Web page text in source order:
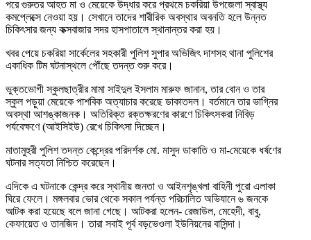
পরে গুরুতর আহত মা ও মেয়েকে উদ্ধার করে প্রথমে চকরিয়া উপজেলা স্বাস্থ্য
কমপ্লেক্সে নেওয়া হয়। সেখানে তাদের শারীরিক অবস্থার অবনতি হলে উন্নত
চিকিৎসার জন্য কক্সবাজার সদর হাসপাতালে স্থানান্তর করা হয়।
খবর পেয়ে চকরিয়া সার্কেলের সহকারী পুলিশ সুপার অভিজিৎ দাশসহ থানা পুলিশের
একাধিক টিম ঘটনাস্থলে পৌঁছে তদন্ত শুরু করে।
ভুক্তভোগী স্কুলছাত্রীর মামা সাইদুল ইসলাম মারুফ জানান, তার বোন ও তার
স্কুল পড়ুয়া মেয়েকে পাশবিক অত্যাচার করেছে ডাকাতদল। বর্তমানে তার ভাগ্নির
অবস্থা আশঙ্কাজনক। অতিরিক্ত রক্তক্ষরণের কারণে চিকিৎসকরা নিবিড়
পর্যবেক্ষণে (আইসিইউ) রেখে চিকিৎসা দিচ্ছেন।
মাতামুহুরী পুলিশ তদন্ত কেন্দ্রের পরিদর্শক মো. মাসুদ ডাকাতি ও মা-মেয়েকে ধর্ষণের
ঘটনার সত্যতা নিশ্চিত করেছেন।
এদিকে এ ঘটনাকে কেন্দ্র করে স্থানীয় জনতা ও আইনশৃঙ্খলা বাহিনী পুরো এলাকা
ঘিরে ফেলে। মঙ্গলবার ভোর থেকে সকাল পর্যন্ত পরিচালিত অভিযানে ৬ জনকে
আটক করা হয়েছে বলে জানা গেছে। আটকরা হলেন- রেজাউল, মেহেদী, বাবু,
কেফায়েত ও তানজিদ। তারা সবাই পূর্ব বড়ভেওলা ইউনিয়নের বাসিন্দা।